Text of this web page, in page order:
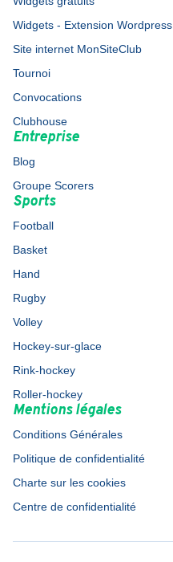
Widgets - Extension Wordpress
Site internet MonSiteClub
Tournoi
Convocations
Clubhouse
Entreprise
Blog
Groupe Scorers
Sports
Football
Basket
Hand
Rugby
Volley
Hockey-sur-glace
Rink-hockey
Roller-hockey
Mentions légales
Conditions Générales
Politique de confidentialité
Charte sur les cookies
Centre de confidentialité